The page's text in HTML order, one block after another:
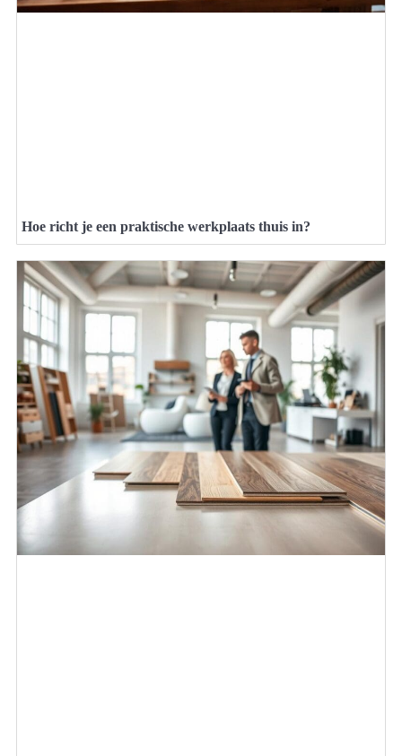
Hoe richt je een praktische werkplaats thuis in?